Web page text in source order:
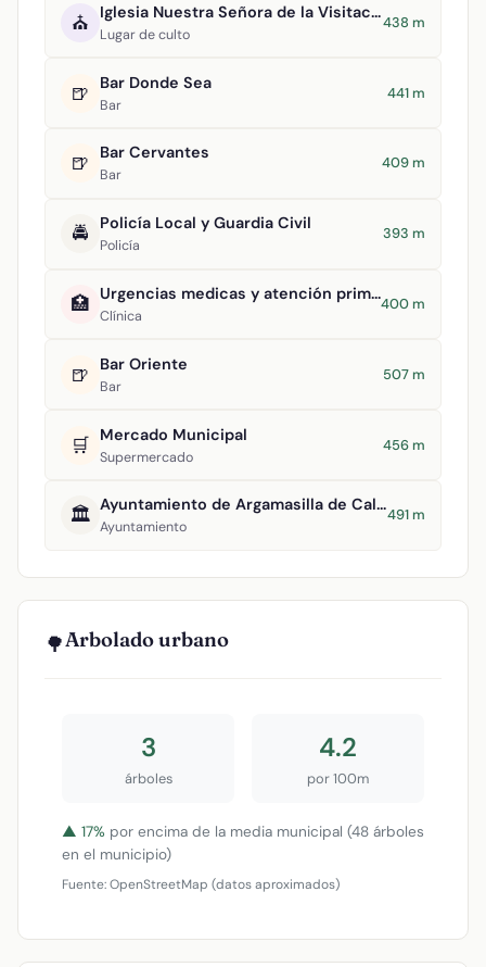
⛪ Iglesia Nuestra Señora de la Visitación
Lugar de culto
438 m
🍺 Bar Donde Sea
Bar
441 m
🍺 Bar Cervantes
Bar
409 m
🚔 Policía Local y Guardia Civil
Policía
393 m
🏥 Urgencias medicas y atención primaria
Clínica
400 m
🍺 Bar Oriente
Bar
507 m
🛒 Mercado Municipal
Supermercado
456 m
🏛️ Ayuntamiento de Argamasilla de Calatrava
Ayuntamiento
491 m
🌳Arbolado urbano
3
árboles
4.2
por 100m
▲ 17% por encima de la media municipal (48 árboles
en el municipio)
Fuente: OpenStreetMap (datos aproximados)